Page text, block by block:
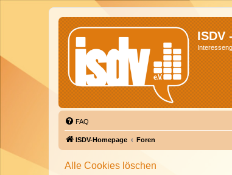
ISDV
FAQ
ISDV-Homepage Foren
Alle Cookies löschen